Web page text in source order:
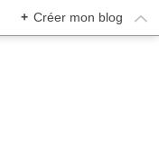
+ Créer mon blog